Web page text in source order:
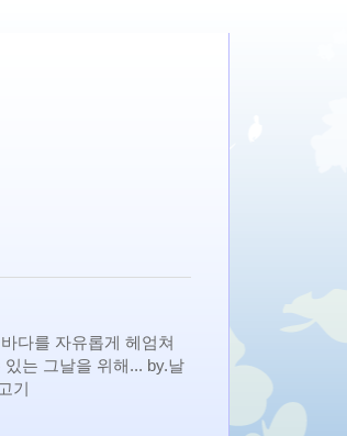
다를 자유롭게 헤엄쳐
있는 그날을 위해... by.날
기